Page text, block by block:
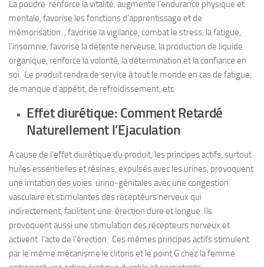
La poudre renforce la vitalité, augmente l’endurance physique et
mentale, favorise les fonctions d’apprentissage et de
mémorisation. , favorise la vigilance, combat le stress, la fatigue,
l’insomnie, favorise la détente nerveuse, la production de liquide
organique, renforce la volonté, la détermination et la confiance en
soi. Le produit rendra de service à tout le monde en cas de fatigue,
de manque d’appétit, de refroidissement, etc.
Effet diurétique: Comment Retardé
Naturellement l’Ejaculation
A cause de l’effet diurétique du produit, les principes actifs, surtout
huiles essentielles et résines, expulsés avec les urines, provoquent
une irritation des voies urino-génitales avec une congestion
vasculaire et stimulantes des récepteurs nerveux qui
indirectement, facilitent une érection dure et longue. Ils
provoquent aussi une stimulation des récepteurs nerveux et
activent l’acte de l’érection. Ces mêmes principes actifs stimulent
par le même mécanisme le clitoris et le point G chez la femme